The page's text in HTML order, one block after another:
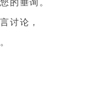
讨论，